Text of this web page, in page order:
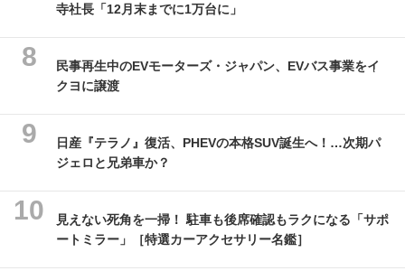
寺社長「12月末までに1万台に」
民事再生中のEVモーターズ・ジャパン、EVバス事業をイ
クヨに譲渡
日産『テラノ』復活、PHEVの本格SUV誕生へ！…次期パ
ジェロと兄弟車か？
見えない死角を一掃！ 駐車も後席確認もラクになる「サポ
ートミラー」［特選カーアクセサリー名鑑］